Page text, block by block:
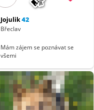
Jojulik42
Břeclav
Mám zájem se poznávat se
všemi